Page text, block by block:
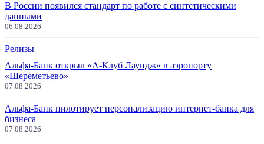
В России появился стандарт по работе с синтетическими
данными
06.08.2026
Релизы
Альфа-Банк открыл «А-Клуб Лаундж» в аэропорту
«Шереметьево»
07.08.2026
Альфа-Банк пилотирует персонализацию интернет-банка для
бизнеса
07.08.2026